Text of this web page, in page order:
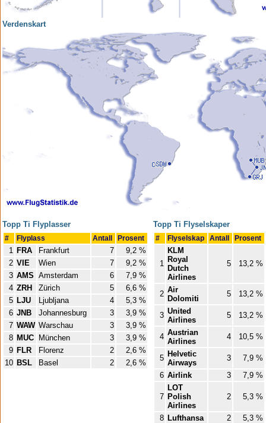
Verdenskart
Topp Ti Flyplasser
# Flyplass Antall Prosent
1 FRA Frankfurt 7
9,2 %
2 VIE Wien 7
9,2 %
3 AMS Amsterdam 6
7,9 %
4 ZRH Zürich 5
6,6 %
5 LJU Ljubljana 4
5,3 %
6 JNB Johannesburg 3
3,9 %
7 WAW Warschau 3
3,9 %
8 MUC München 3
3,9 %
9 FLR Florenz 2
2,6 %
10 BSL Basel 2 2,6 %
Topp Ti Flyselskaper
# Flyselskap Antall Prosent
1
KLM
Royal
Dutch
Airlines
5 13,2 %
2 Air
Dolomiti
5 13,2 %
3 United
Airlines
5 13,2 %
4 Austrian
Airlines
4 10,5 %
5 Helvetic
Airways
3
7,9 %
6 Airlink 3 7,9 %
7
LOT
Polish
Airlines
2 5,3 %
8 Lufthansa 2 5,3 %